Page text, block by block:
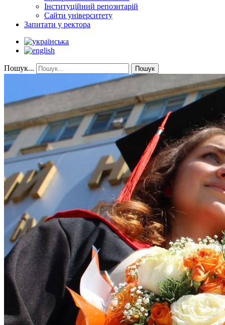
Інституційний репозитарій
Сайти університету
Запитати у ректора
Пошук... Пошук